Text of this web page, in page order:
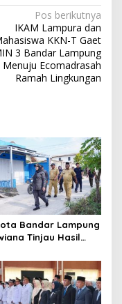
Pos berikutnya
IKAM Lampura dan
KKN-T Gaet
3 Bandar Lampung
Menuju Ecomadrasah
Ramah Lingkungan
Bandar Lampung
Tinjau Hasil
Laga